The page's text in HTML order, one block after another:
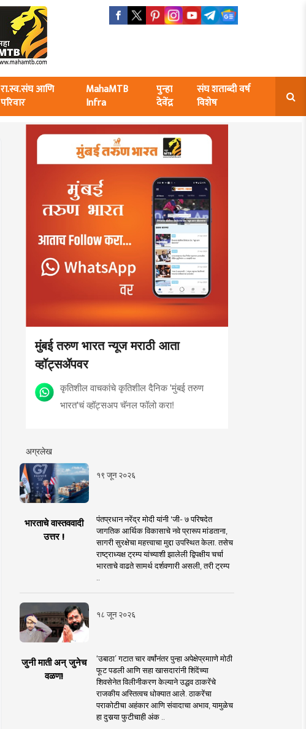
रा.स्व.संघ आणि
परिवार
MahaMTB
Infra
पुन्हा
देवेंद्र
संघ शताब्दी वर्ष
विशेष
मुंबई तरुण भारत न्यूज मराठी आता
व्हॉट्सॲपवर
कृतिशील वाचकांचे कृतिशील दैनिक 'मुंबई तरुण
भारत'चं व्हॉट्सअप चॅनल फॉलो करा!
अग्रलेख
१९ जून २०२६
भारताचे वास्तववादी
उत्तर !
पंतप्रधान नरेंद्र मोदी यांनी 'जी- ७ परिषदेत
जागतिक आर्थिक विकासाचे नवे प्रारूप मांडताना,
सागरी सुरक्षेचा महत्त्वाचा मुद्दा उपस्थित केला. तसेच
राष्ट्राध्यक्ष ट्रम्प यांच्याशी झालेली द्विपक्षीय चर्चा
भारताचे वाढते सामर्थ दर्शवणारी असली, तरी ट्रम्प
१८ जून २०२६
जुनी माती अन् जुनेच
वळण!
‘उबाठा’ गटात चार वर्षांनंतर पुन्हा अपेक्षेप्रमााणे मोठी
फूट पडली आणि सहा खासदारांनी शिंदेंच्या
शिवसेनेत विलीनीकरण केल्याने उद्धव ठाकरेंचे
राजकीय अस्तित्वच धोक्यात आले. ठाकरेंचा
पराकोटीचा अहंकार आणि संवादाचा अभाव, यामुळेच
हा दुसर्‍या फुटीचाही अंक ..